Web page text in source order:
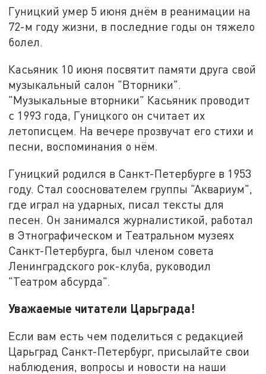
Гуницкий умер 5 июня днём в реанимации на
72-м году жизни, в последние годы он тяжело
болел.
Касьяник 10 июня посвятит памяти друга свой
музыкальный салон "Вторники".
"Музыкальные вторники" Касьяник проводит
с 1993 года, Гуницкого он считает их
летописцем. На вечере прозвучат его стихи и
песни, воспоминания о нём.
Гуницкий родился в Санкт-Петербурге в 1953
году. Стал сооснователем группы "Аквариум",
где играл на ударных, писал тексты для
песен. Он занимался журналистикой, работал
в Этнографическом и Театральном музеях
Санкт-Петербурга, был членом совета
Ленинградского рок-клуба, руководил
"Театром абсурда".
Уважаемые читатели Царьграда!
Если вам есть чем поделиться с редакцией
Царьград Санкт-Петербург, присылайте свои
наблюдения, вопросы и новости на наши